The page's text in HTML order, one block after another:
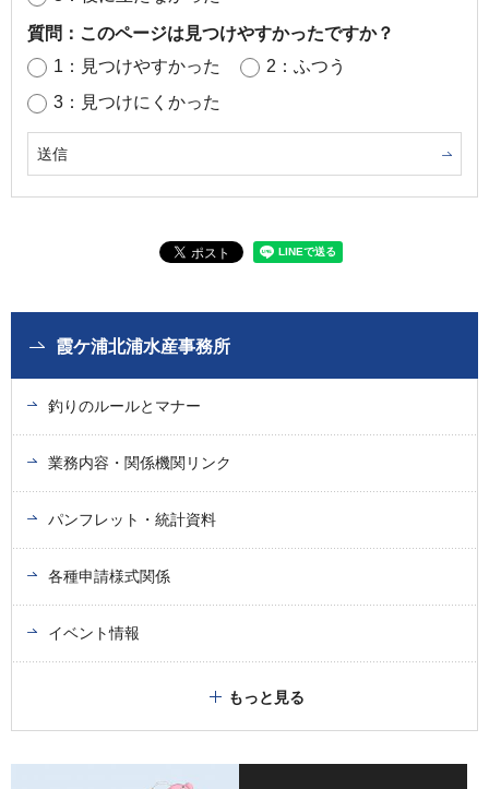
質問：このページは見つけやすかったですか？
1：見つけやすかった
2：ふつう
3：見つけにくかった
霞ケ浦北浦水産事務所
釣りのルールとマナー
業務内容・関係機関リンク
パンフレット・統計資料
各種申請様式関係
イベント情報
もっと見る